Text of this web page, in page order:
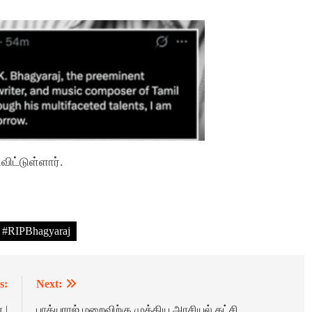
#RIPBhagyaraj
Next:
பட்ஜெட்